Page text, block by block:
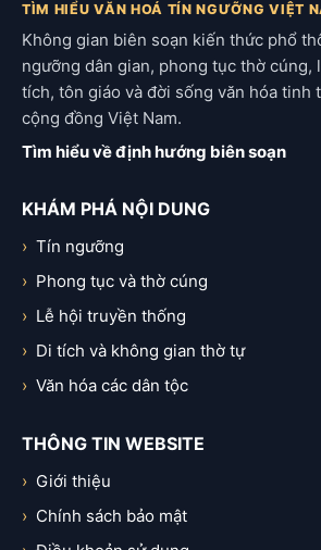
TÌM HIỂU VĂN HOÁ TÍN NGƯỠNG VIỆT
Không gian biên soạn kiến thức phổ
ngưỡng dân gian, phong tục thờ cúng,
tích, tôn giáo và đời sống văn hóa tinh
cộng đồng Việt Nam.
Tìm hiểu về định hướng biên soạn
KHÁM PHÁ NỘI DUNG
Tín ngưỡng
Phong tục và thờ cúng
Lễ hội truyền thống
Di tích và không gian thờ tự
Văn hóa các dân tộc
THÔNG TIN WEBSITE
Giới thiệu
Chính sách bảo mật